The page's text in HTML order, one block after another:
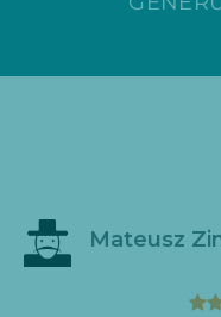
Mateusz